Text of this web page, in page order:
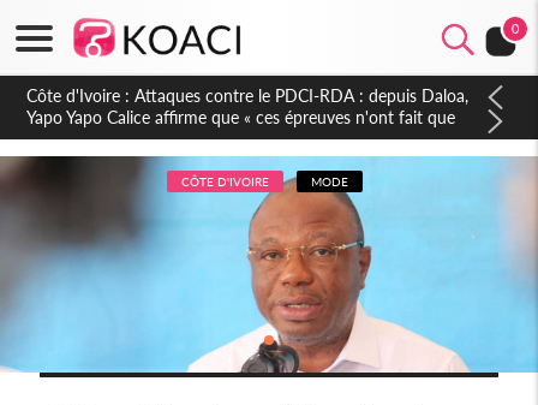
0
Côte d'Ivoire : Le Colonel-Major Fofié Kouakou est décédé,
l'armée perd une figure de la 2e Région militaire
CÔTE D'IVOIRE MODE